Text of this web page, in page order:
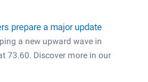
prepare a major update
a new upward wave in
73.60. Discover more in our